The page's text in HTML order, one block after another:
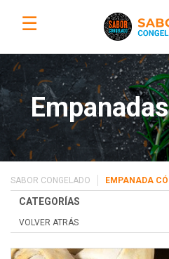
☰
SABOR CONGELADO EMPANADA
CATEGORÍAS
VOLVER ATRÁS